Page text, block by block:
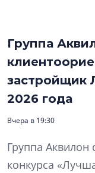
Группа
застройщик
2026 года
Вчера в 19:30
Группа Аквилон
конкурса